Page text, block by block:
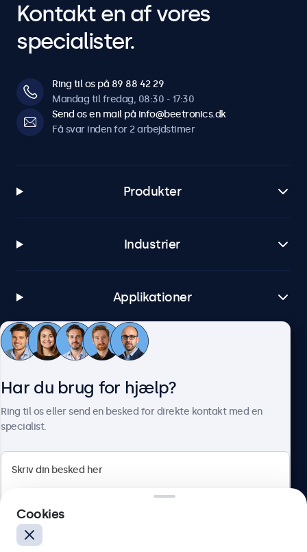
Kontakt en af vores
specialister.
Ring til os på 89 88 42 29
Mandag til fredag, 08:30 - 17:30
Send os en mail på info@beetronics.dk
Få svar inden for 2 arbejdstimer
Produkter
Industrier
Applikationer
Kundeservice
Herstedøstervej 27-29, unit A, 2620 Albertslund, Danmark
Har du brug for hjælp?
Ring til os eller send en besked for direkte kontakt med en
specialist.
Cookies